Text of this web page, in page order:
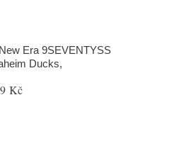
Era 9SEVENTYSS
Ducks,
Kč